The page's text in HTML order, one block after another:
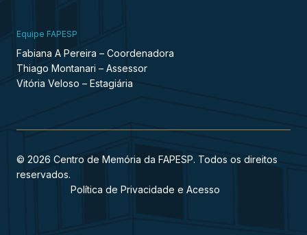
Equipe FAPESP
Fabiana A Pereira – Coordenadora
Thiago Montanari – Assessor
Vitória Veloso – Estagiária
© 2026 Centro de Memória da FAPESP. Todos os direitos
reservados.
Política de Privacidade e Acesso